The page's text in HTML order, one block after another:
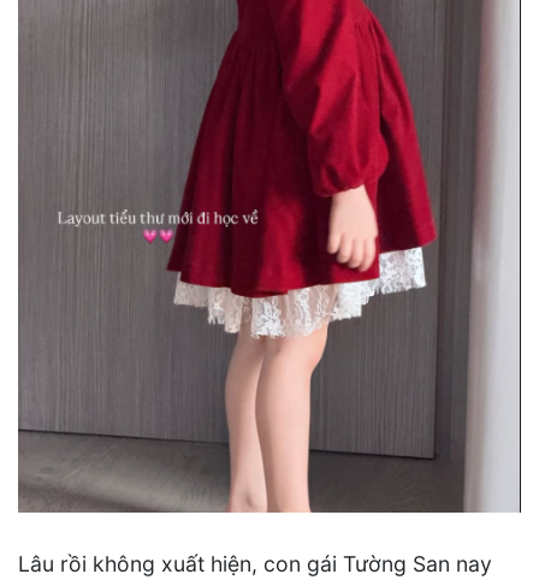
Lâu rồi không xuất hiện, con gái Tường San nay